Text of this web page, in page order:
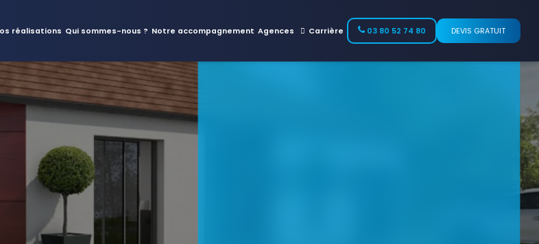
réalisations Qui sommes-nous ? Notre accompagnement Agences Carrière 03 80 52 74 80 DEVIS GRATUIT